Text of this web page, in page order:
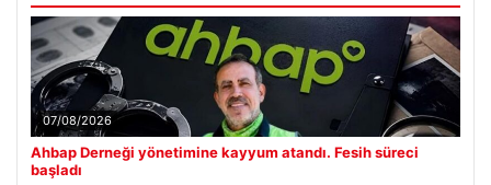
07/08/2026
Ahbap Derneği yönetimine kayyum atandı. Fesih süreci
başladı